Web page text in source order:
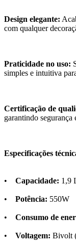
Design elegante:
com qualquer
Praticidade no uso:
simples e intuitiva
Certificação de
garantindo
Especificações
• Capacidade: 1,9
• Potência: 550W
• Consumo de
• Voltagem: Bivolt